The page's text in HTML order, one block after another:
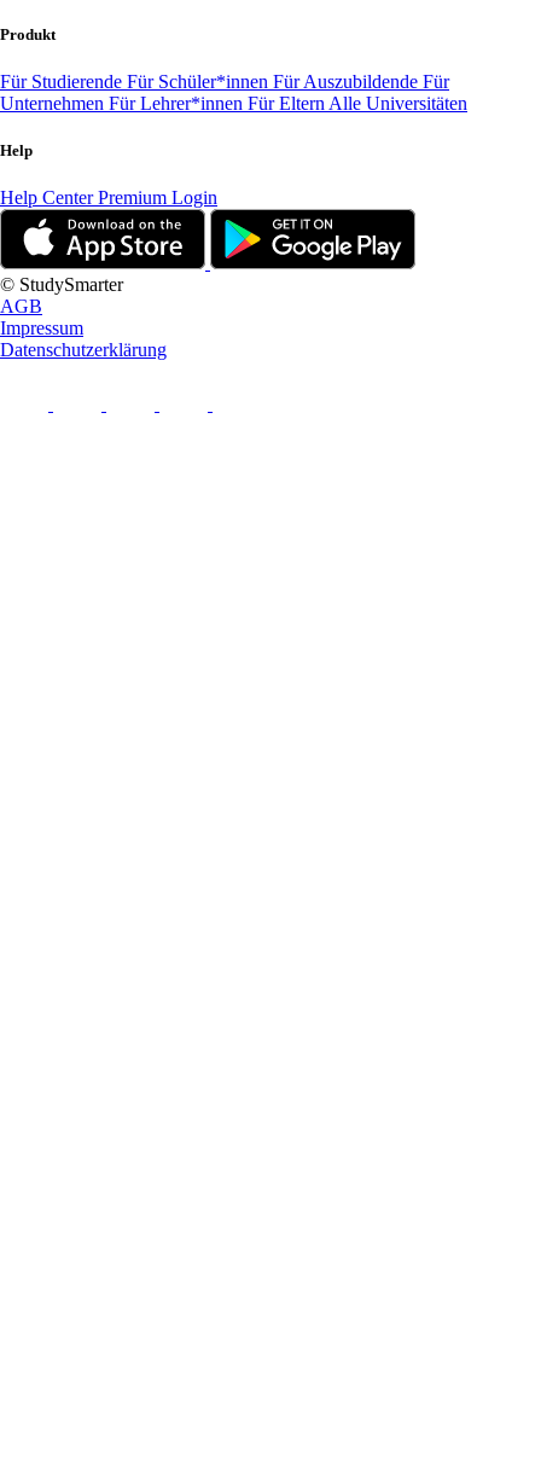
Produkt
Für Studierende Für Schüler*innen Für Auszubildende Für
Unternehmen Für Lehrer*innen Für Eltern Alle Universitäten
Help
Help CenterPremium Login
© StudySmarter
AGB
Impressum
Datenschutzerklärung